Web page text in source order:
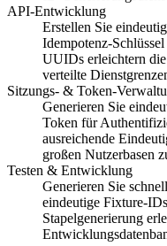
API-Entwicklung
Erstellen Sie
Idempotenz-
UUIDs erleichtern
verteilte
Sitzungs- & Token-
Generieren Sie
Token für
ausreichende
großen Nutzerbasen
Testen & Entwicklung
Generieren Sie
eindeutige Fixture-
Stapelgenerierung